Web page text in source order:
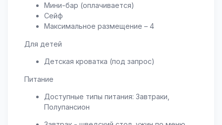
Мини-бар (оплачивается)
Сейф
Максимальное размещение – 4
Для детей
Детская кроватка (под запрос)
Питание
Доступные типы питания: Завтраки,
Полупансион